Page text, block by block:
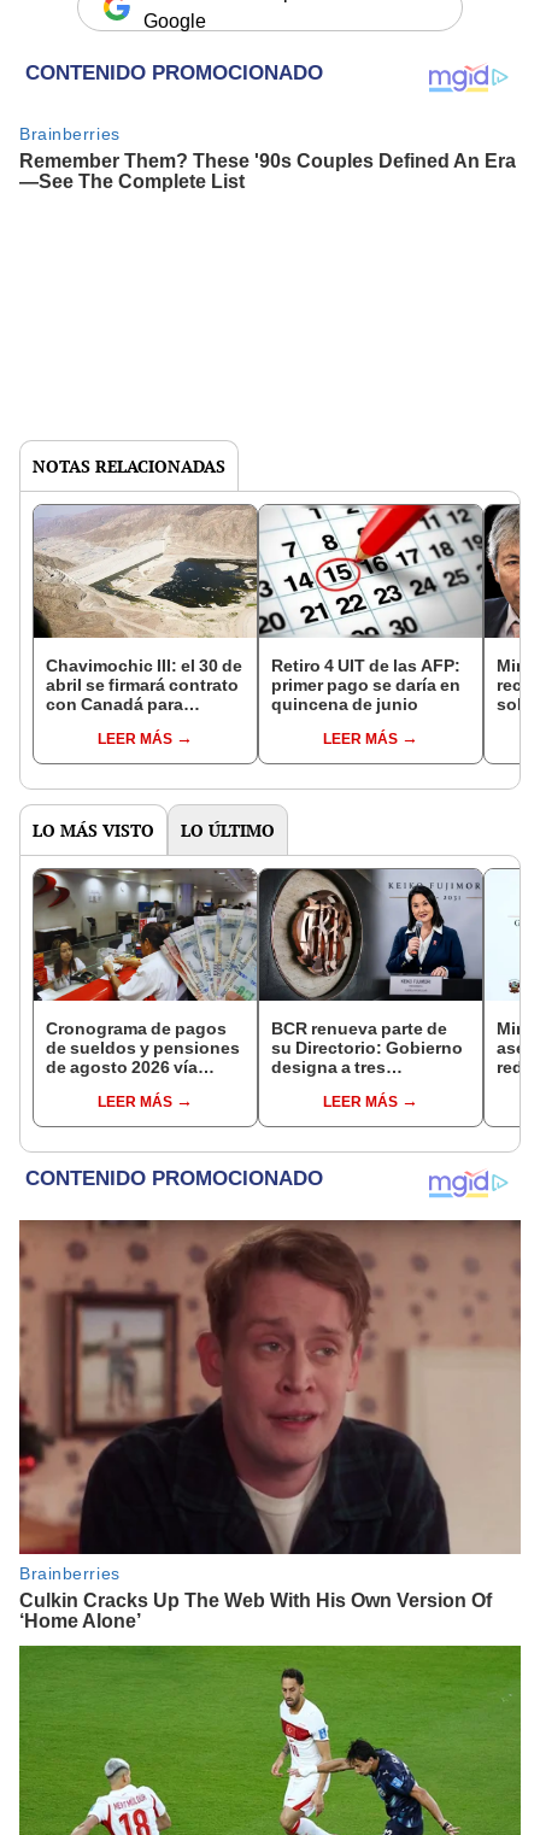
Google
NOTAS RELACIONADAS
Chavimochic III: el 30 de
abril se firmará contrato
con Canadá para
de 7 añosLEER MÁS
Retiro 4 UIT de las AFP:
primer pago se daría en
quincena de junio
LEER MÁS
LO MÁS VISTO LO ÚLTIMO
Cronograma de pagos
de sueldos y pensiones
de agosto 2026 vía
conoce las fechas de
depósito
LEER MÁS
BCR renueva parte de
su Directorio: Gobierno
designa a tres
EjecutivoLEER MÁS